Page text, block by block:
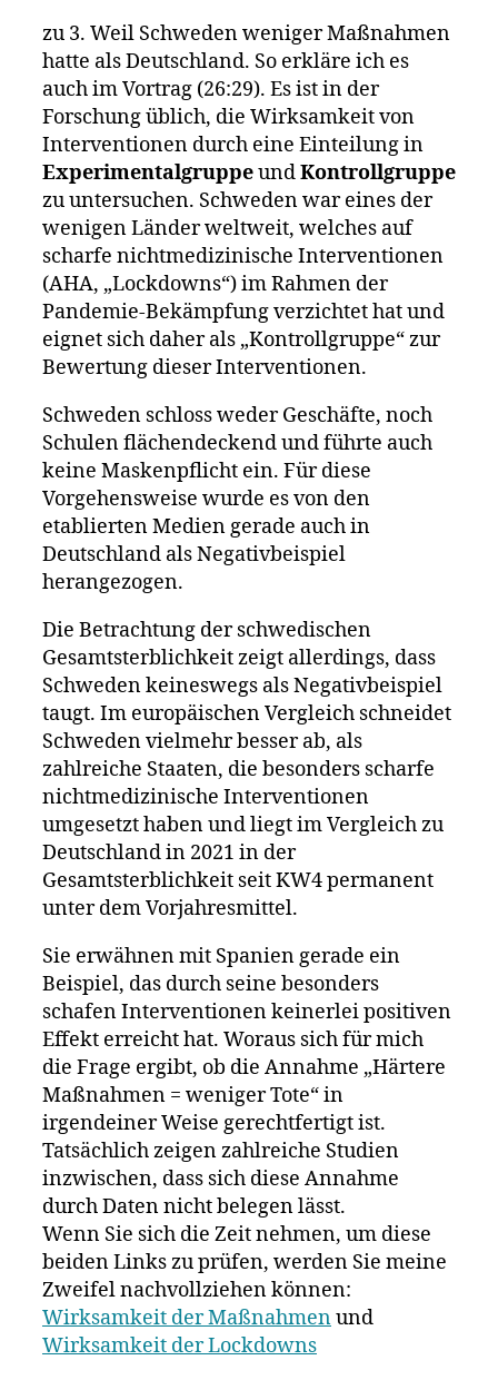
zu 3. Weil Schweden weniger Maßnahmen
hatte als Deutschland. So erkläre ich es
auch im Vortrag (26:29). Es ist in der
Forschung üblich, die Wirksamkeit von
Interventionen durch eine Einteilung in
ExperimentalgruppeundKontrollgruppe
zu untersuchen. Schweden war eines der
wenigen Länder weltweit, welches auf
scharfe nichtmedizinische Interventionen
(AHA, „Lockdowns“) im Rahmen der
Pandemie-Bekämpfung verzichtet hat und
eignet sich daher als „Kontrollgruppe“ zur
Bewertung dieser Interventionen.
Schweden schloss weder Geschäfte, noch
Schulen flächendeckend und führte auch
keine Maskenpflicht ein. Für diese
Vorgehensweise wurde es von den
etablierten Medien gerade auch in
Deutschland als Negativbeispiel
herangezogen.
Die Betrachtung der schwedischen
Gesamtsterblichkeit zeigt allerdings, dass
Schweden keineswegs als Negativbeispiel
taugt. Im europäischen Vergleich schneidet
Schweden vielmehr besser ab, als
zahlreiche Staaten, die besonders scharfe
nichtmedizinische Interventionen
umgesetzt haben und liegt im Vergleich zu
Deutschland in 2021 in der
Gesamtsterblichkeit seit KW4 permanent
unter dem Vorjahresmittel.
Sie erwähnen mit Spanien gerade ein
Beispiel, das durch seine besonders
schafen Interventionen keinerlei positiven
Effekt erreicht hat. Woraus sich für mich
die Frage ergibt, ob die Annahme „Härtere
Maßnahmen = weniger Tote“ in
irgendeiner Weise gerechtfertigt ist.
Tatsächlich zeigen zahlreiche Studien
inzwischen, dass sich diese Annahme
durch Daten nicht belegen lässt.
Wenn Sie sich die Zeit nehmen, um diese
beiden Links zu prüfen, werden Sie meine
Zweifel nachvollziehen können:
Wirksamkeit der Maßnahmenund
Wirksamkeit der Lockdowns